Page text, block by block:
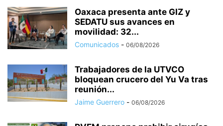
Oaxaca presenta ante GIZ y
SEDATU sus avances en
movilidad: 32...
Comunicados - 06/08/2026
Trabajadores de la UTVCO
bloquean crucero del Yu Va tras
reunión...
Jaime Guerrero - 06/08/2026